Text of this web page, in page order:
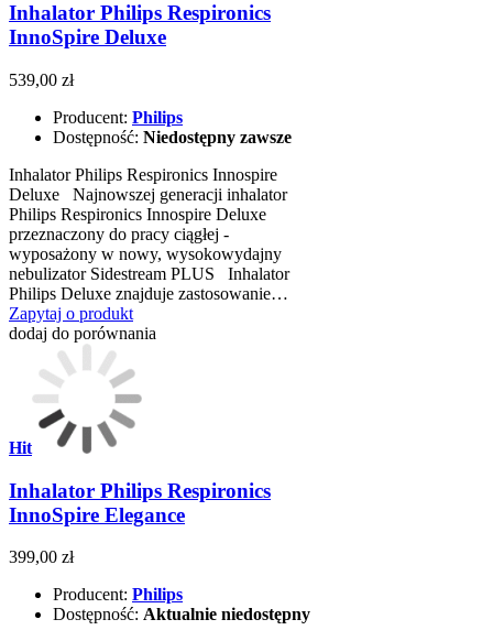
Inhalator Philips Respironics
InnoSpire Deluxe
539,00 zł
Producent: Philips
Dostępność: Niedostępny zawsze
Inhalator Philips Respironics Innospire
Deluxe Najnowszej generacji inhalator
Philips Respironics Innospire Deluxe
przeznaczony do pracy ciągłej -
wyposażony w nowy, wysokowydajny
nebulizator Sidestream PLUS Inhalator
Philips Deluxe znajduje zastosowanie…
Zapytaj o produkt
dodaj do porównania
Hit
Inhalator Philips Respironics
InnoSpire Elegance
399,00 zł
Producent: Philips
Dostępność: Aktualnie niedostępny